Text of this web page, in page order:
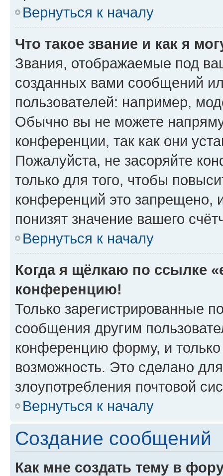
Вернуться к началу
Что такое звание и как я
Звания, отображаемые под
созданных вами сообщений
пользователей: например,
Обычно вы не можете
конференции, так как они
Пожалуйста, не засоряйте
только для того, чтобы
конференций это запрещено,
понизят значение вашего
Вернуться к началу
Когда я щёлкаю по ссылке
конференцию!
Только зарегистрированные
сообщения другим
конференцию форму, и
возможность. Это сделано
злоупотребления почтовой
Вернуться к началу
Создание сообщений
Как мне создать тему в